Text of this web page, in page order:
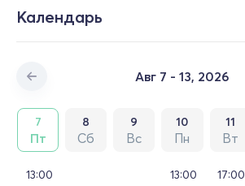
Календарь
Авг 7 - 13, 2026
7
Пт
8
Сб
9
Вс
10
Пн
11
Вт
13:00 13:00 17:00